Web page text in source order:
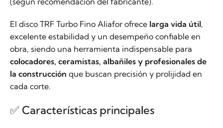
El disco TRF Turbo Fino Aliafor ofrece larga vida útil,
excelente estabilidad y un desempeño confiable en
obra, siendo una herramienta indispensable para
colocadores, ceramistas, albañiles y profesionales de
la construcción que buscan precisión y prolijidad en
cada corte.
✅ Características principales